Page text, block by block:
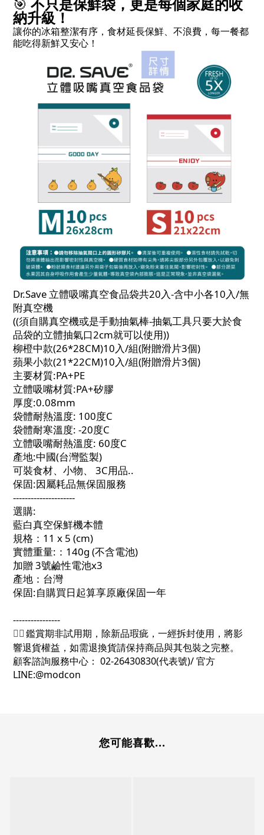
納升級！
讓你的冰箱整潔有序，食材延長保鮮、不浪費，每一餐都
能吃得新鮮又安心！
Dr.Save 立體吸嘴真空食品袋共20入-含中小各10入/無
附真空機
((須自購真空機或是手動抽氣棒-抽氣工具只要大於食
品袋的立體抽氣口2cm就可以使用))
柳橙中款(26*28CM)10入/組(附贈滑片3個)
蘋果小款(21*22CM)10入/組(附贈滑片3個)
主要材質:PA+PE
立體吸嘴材質:PA+矽膠
厚度:0.08mm
袋體耐熱溫度: 100度C
袋體耐寒溫度: -20度C
立體吸嘴耐熱溫度: 60度C
產地:中國(台灣監製)
可裝食材、小物、 3C用品..
保固:因屬耗品無保固服務
---------------------
選購:
藍白真空保鮮機本體
規格：11 x 5 (cm)
實體重量:：140g (不含電池)
加贈 3號鹼性電池x3
產地：台灣
保固:自購買日起算享原廠保固一年
----------------
👉🏻 鑑賞期非試用期，除新品瑕疵，一經拆封使用，將影
響退貨權益，如需退換貨請保持商品與其包裝之完整。
顧客諮詢服務中心： 02-26430830(代表號)/ 官方
LINE:@modcon
您可能喜歡...